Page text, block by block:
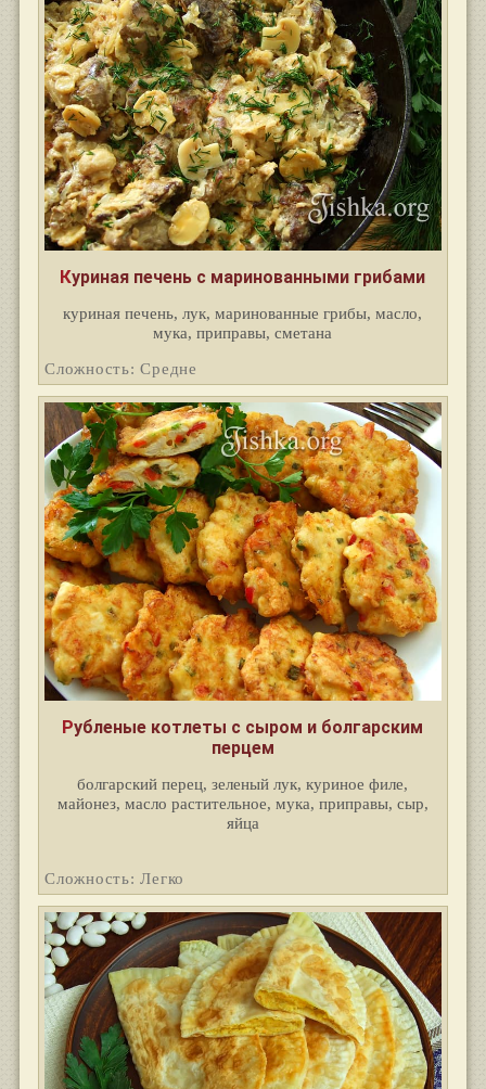
Куриная печень с маринованными грибами
куриная печень, лук, маринованные грибы, масло,
мука, приправы, сметана
Сложность: Средне
Рубленые котлеты с сыром и болгарским
перцем
болгарский перец, зеленый лук, куриное филе,
майонез, масло растительное, мука, приправы, сыр,
яйца
Сложность: Легко